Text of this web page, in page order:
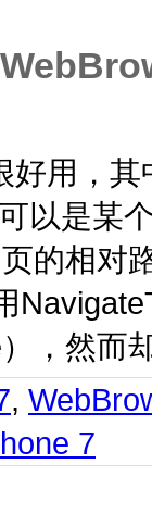
好用，
以是某
的相对
，然而
,
7